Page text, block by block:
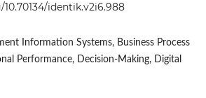
identik.v2i6.988
Information Systems, Business Process
Performance, Decision-Making, Digital